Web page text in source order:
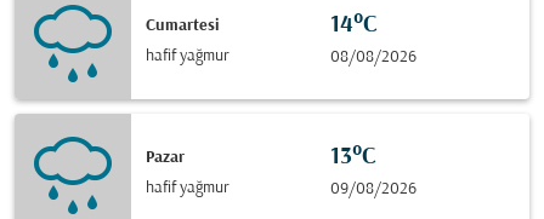
Cumartesi
hafif yağmur
14°C
08/08/2026
Pazar
hafif yağmur
13°C
09/08/2026